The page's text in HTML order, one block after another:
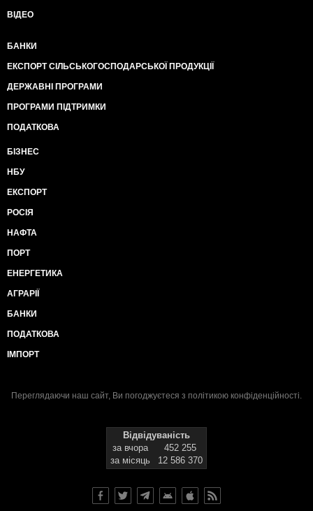
ВІДЕО
БАНКИ
ЕКСПОРТ СІЛЬСЬКОГОСПОДАРСЬКОЇ ПРОДУКЦІЇ
ДЕРЖАВНІ ПРОГРАМИ
ПРОГРАМИ ПІДТРИМКИ
ПОДАТКОВА
БІЗНЕС
НБУ
ЕКСПОРТ
РОСІЯ
НАФТА
ПОРТ
ЕНЕРГЕТИКА
АГРАРІЇ
БАНКИ
ПОДАТКОВА
ІМПОРТ
Переглядаючи наш сайт, Ви погоджуєтеся з політикою конфіденційності.
Відвідуваність
за вчора
452 255
за місяць
12 586 370